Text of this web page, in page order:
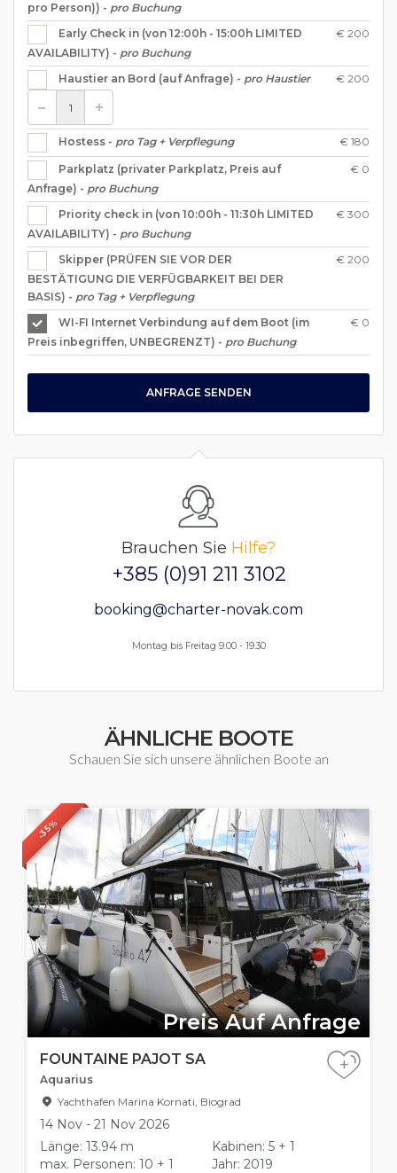
pro Person)) - pro Buchung
Early Check in (von 12:00h - 15:00h LIMITED
AVAILABILITY) - pro Buchung
€ 200
Haustier an Bord (auf Anfrage) - pro Haustier € 200
Hostess - pro Tag + Verpflegung € 180
Parkplatz (privater Parkplatz, Preis auf
Anfrage) - pro Buchung
€ 0
Priority check in (von 10:00h - 11:30h LIMITED
AVAILABILITY) - pro Buchung
€ 300
Skipper (PRÜFEN SIE VOR DER
BESTÄTIGUNG DIE VERFÜGBARKEIT BEI DER
BASIS) - pro Tag + Verpflegung
€ 200
WI-FI Internet Verbindung auf dem Boot (im
Preis inbegriffen, UNBEGRENZT) - pro Buchung
€ 0
ANFRAGE SENDEN
Brauchen Sie Hilfe?
+385 (0)91 211 3102
booking@charter-novak.com
Montag bis Freitag 9.00 - 19.30
ÄHNLICHE BOOTE
Schauen Sie sich unsere ähnlichen Boote an
-35%
Preis Auf Anfrage
FOUNTAINE PAJOT SA
Aquarius
Yachthafen Marina Kornati, Biograd
14 Nov - 21 Nov 2026
Länge: 13.94 m
Kabinen: 5 + 1
max. Personen: 10 + 1
Jahr: 2019
+